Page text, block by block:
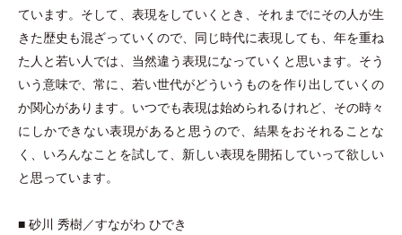
ています。そして、表現をしていくとき、それまでにその人が生
きた歴史も混ざっていくので、同じ時代に表現しても、年を重ね
た人と若い人では、当然違う表現になっていくと思います。そう
いう意味で、常に、若い世代がどういうものを作り出していくの
か関心があります。いつでも表現は始められるけれど、その時々
にしかできない表現があると思うので、結果をおそれることな
く、いろんなことを試して、新しい表現を開拓していって欲しい
と思っています。
■ 砂川 秀樹／すながわ ひでき